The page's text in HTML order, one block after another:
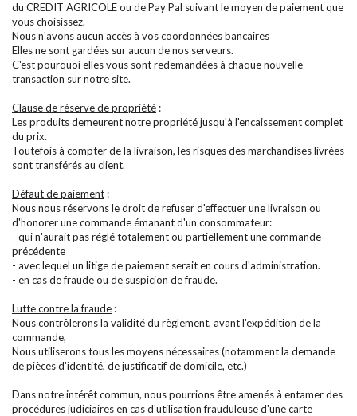
du CREDIT AGRICOLE ou de Pay Pal suivant le moyen de paiement que
vous choisissez.
Nous n'avons aucun accès à vos coordonnées bancaires
Elles ne sont gardées sur aucun de nos serveurs.
C'est pourquoi elles vous sont redemandées à chaque nouvelle
transaction sur notre site.
Clause de réserve de propriété :
Les produits demeurent notre propriété jusqu'à l'encaissement complet
du prix.
Toutefois à compter de la livraison, les risques des marchandises livrées
sont transférés au client.
Défaut de paiement :
Nous nous réservons le droit de refuser d'effectuer une livraison ou
d'honorer une commande émanant d'un consommateur:
- qui n'aurait pas réglé totalement ou partiellement une commande
précédente
- avec lequel un litige de paiement serait en cours d'administration.
- en cas de fraude ou de suspicion de fraude.
Lutte contre la fraude :
Nous contrôlerons la validité du règlement, avant l'expédition de la
commande,
Nous utiliserons tous les moyens nécessaires (notamment la demande
de pièces d'identité, de justificatif de domicile, etc.)
Dans notre intérêt commun, nous pourrions être amenés à entamer des
procédures judiciaires en cas d'utilisation frauduleuse d'une carte